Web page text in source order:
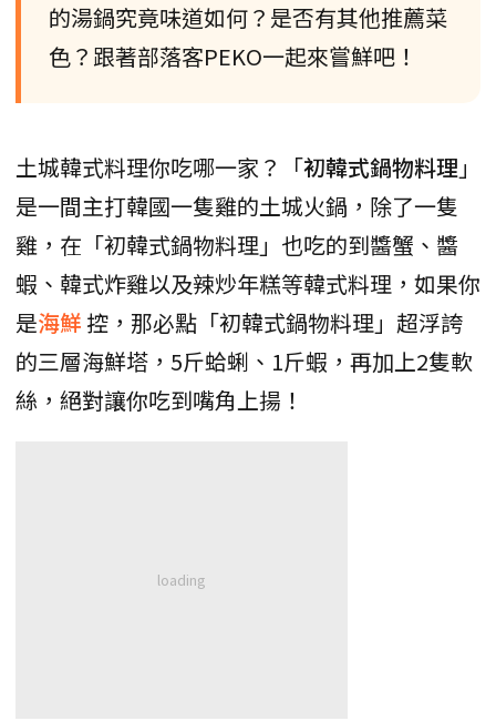
的湯鍋究竟味道如何？是否有其他推薦菜
色？跟著部落客PEKO一起來嘗鮮吧！
土城韓式料理你吃哪一家？「初韓式鍋物料理」
是一間主打韓國一隻雞的土城火鍋，除了一隻
雞，在「初韓式鍋物料理」也吃的到醬蟹、醬
蝦、韓式炸雞以及辣炒年糕等韓式料理，如果你
是海鮮 控，那必點「初韓式鍋物料理」超浮誇
的三層海鮮塔，5斤蛤蜊、1斤蝦，再加上2隻軟
絲，絕對讓你吃到嘴角上揚！